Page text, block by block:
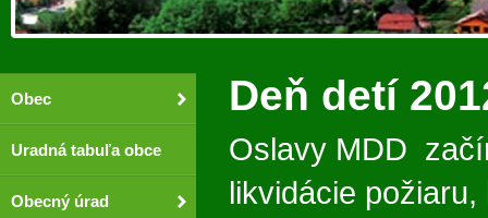
Obec
Uradná tabuľa obce
Obecný úrad
Deň detí
Oslavy MDD
likvidácie